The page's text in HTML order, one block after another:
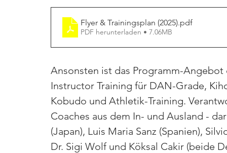
Flyer & Trainingsplan (2025).pdf
PDF herunterladen • 7.06MB
Ansonsten ist das Programm-
Instructor Training für DAN-Grade,
Kobudo und Athletik-Training.
Coaches aus dem In- und Ausland -
(Japan), Luis Maria Sanz (Spanien),
Dr. Sigi Wolf und Köksal Cakir (beide